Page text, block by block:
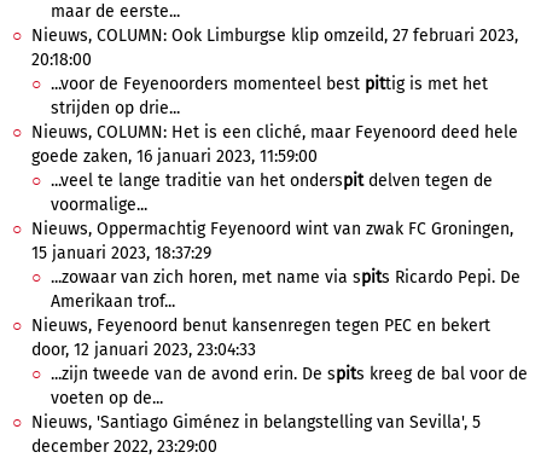
maar de eerste...
Nieuws, COLUMN: Ook Limburgse klip omzeild, 27 februari 2023,
20:18:00
...voor de Feyenoorders momenteel best pittig is met het
strijden op drie...
Nieuws, COLUMN: Het is een cliché, maar Feyenoord deed hele
goede zaken, 16 januari 2023, 11:59:00
...veel te lange traditie van het onderspitdelven tegen de
voormalige...
Nieuws, Oppermachtig Feyenoord wint van zwak FC Groningen,
15 januari 2023, 18:37:29
...zowaar van zich horen, met name via spits Ricardo Pepi. De
Amerikaan trof...
Nieuws, Feyenoord benut kansenregen tegen PEC en bekert
door, 12 januari 2023, 23:04:33
...zijn tweede van de avond erin. De spits kreeg de bal voor de
voeten op de...
Nieuws, 'Santiago Giménez in belangstelling van Sevilla', 5
december 2022, 23:29:00